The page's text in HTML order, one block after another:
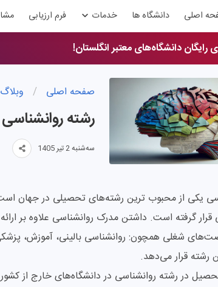
اصلی دانشگاه ها خدمات فرم ارزیابی
رایگان دانشگاه‌های معتبر انگلستان!
صفحه اصلی / وبلاگ
رشته
سه‌شنبه 2 تیر 1405
یکی از محبوب ترین رشته‌های تحصیلی در جهان
گرفته است. داشتن مدرک روانشناسی علاوه بر
شغلی همچون: روانشناسی بالینی، آموزش،
رشته قرار می‌دهد.
تحصیل در رشته روانشناسی در دانشگاه‌های خارج از